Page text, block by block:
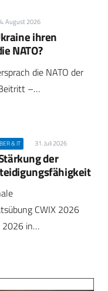
4. August 2026
ihren
NATO?
die NATO der
–…
& IT 31. Juli 2026
der
CWIX 2026
2026 in…